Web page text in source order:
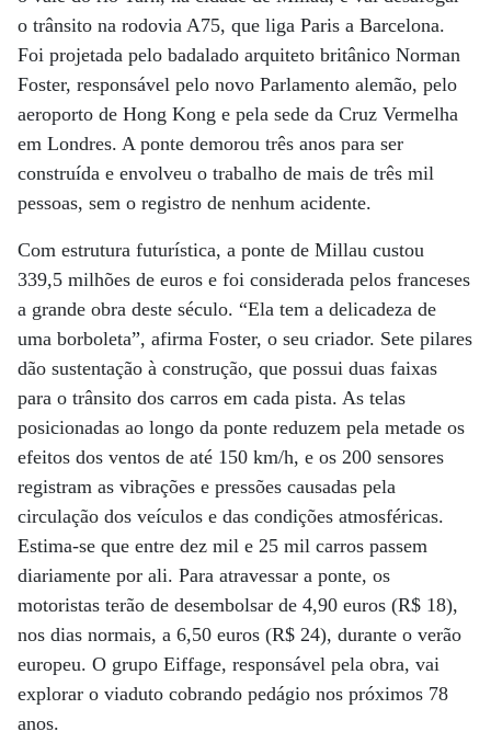
o trânsito na rodovia A75, que liga Paris a Barcelona.
Foi projetada pelo badalado arquiteto britânico Norman
Foster, responsável pelo novo Parlamento alemão, pelo
aeroporto de Hong Kong e pela sede da Cruz Vermelha
em Londres. A ponte demorou três anos para ser
construída e envolveu o trabalho de mais de três mil
pessoas, sem o registro de nenhum acidente.
Com estrutura futurística, a ponte de Millau custou
339,5 milhões de euros e foi considerada pelos franceses
a grande obra deste século. “Ela tem a delicadeza de
uma borboleta”, afirma Foster, o seu criador. Sete pilares
dão sustentação à construção, que possui duas faixas
para o trânsito dos carros em cada pista. As telas
posicionadas ao longo da ponte reduzem pela metade os
efeitos dos ventos de até 150 km/h, e os 200 sensores
registram as vibrações e pressões causadas pela
circulação dos veículos e das condições atmosféricas.
Estima-se que entre dez mil e 25 mil carros passem
diariamente por ali. Para atravessar a ponte, os
motoristas terão de desembolsar de 4,90 euros (R$ 18),
nos dias normais, a 6,50 euros (R$ 24), durante o verão
europeu. O grupo Eiffage, responsável pela obra, vai
explorar o viaduto cobrando pedágio nos próximos 78
anos.